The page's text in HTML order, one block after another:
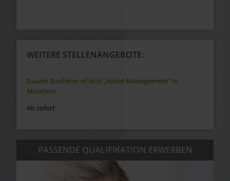
WEITERE STELLENANGEBOTE:
Dualer Bachelor of Arts „Hotel Management“ in
München
Ab sofort
PASSENDE QUALIFIKATION ERWERBEN